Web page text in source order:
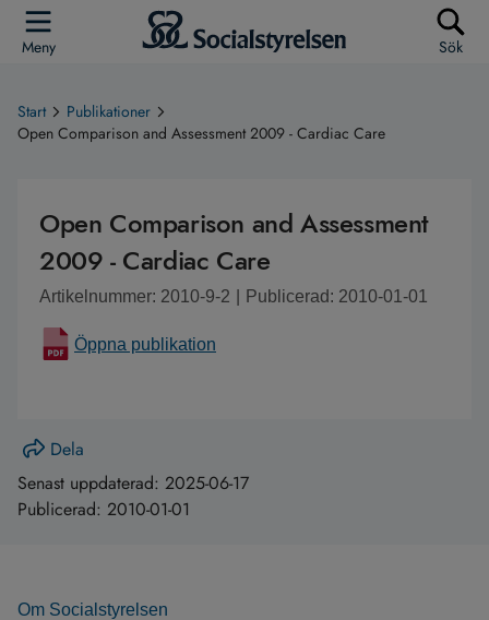
Meny Sök
Start
Publikationer
Open Comparison and Assessment 2009 - Cardiac Care
Open Comparison and Assessment
2009 - Cardiac Care
Artikelnummer: 2010-9-2 Publicerad: 2010-01-01
Öppna publikation
Dela
Senast uppdaterad: 2025-06-17
Publicerad: 2010-01-01
Om Socialstyrelsen